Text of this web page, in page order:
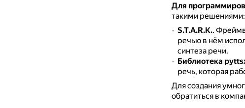
Для
такими решениями:
S.T.A.R.K..
речью в нём
синтеза речи.
Библиотека
речь, которая
Для создания
обратиться в